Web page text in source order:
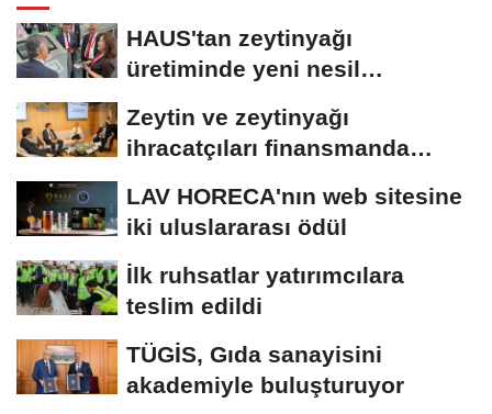
HAUS'tan zeytinyağı
üretiminde yeni nesil
Zeytin ve zeytinyağı
ihracatçıları finansmanda
LAV HORECA'nın web sitesine
iki uluslararası ödül
İlk ruhsatlar yatırımcılara
teslim edildi
TÜGİS, Gıda sanayisini
akademiyle buluşturuyor